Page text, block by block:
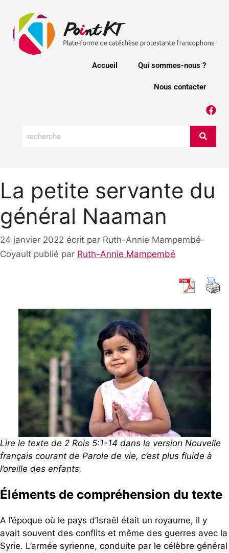
Accueil Qui sommes-nous ?
Nous contacter
La petite servante du
général Naaman
24 janvier 2022 écrit par Ruth-Annie Mampembé-
Coyault publié par Ruth-Annie Mampembé
Lire le texte de 2 Rois 5:1-14 dans la version Nouvelle
français courant de Parole de vie, c’est plus fluide à
l’oreille des enfants.
Éléments de compréhension du texte
A l’époque où le pays d’Israël était un royaume, il y
avait souvent des conflits et même des guerres avec la
Syrie. L’armée syrienne, conduite par le célèbre général